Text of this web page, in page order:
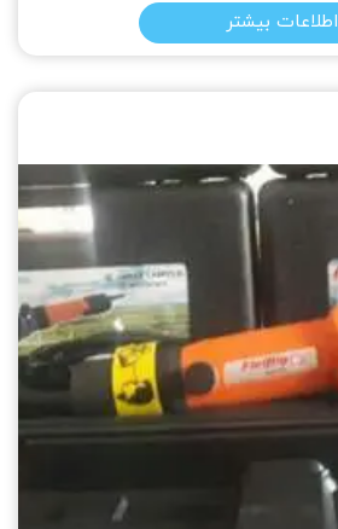
اطلاعات بیشتر